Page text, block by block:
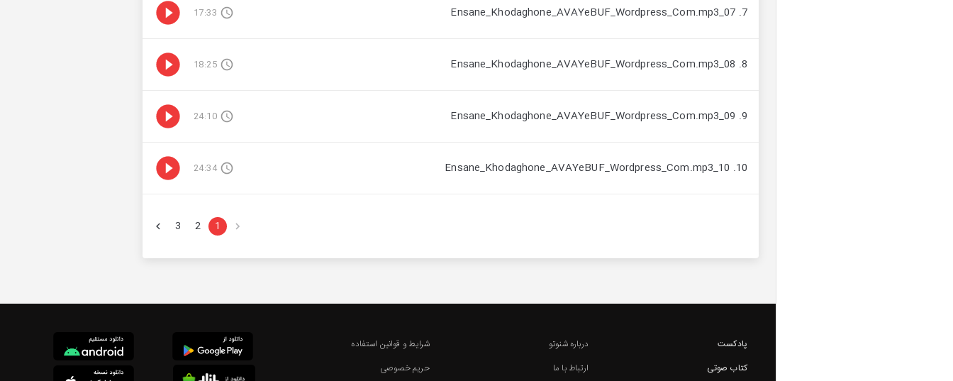
7. 07_Ensane_Khodaghone_AVAYeBUF_Wordpress_Com.mp3
17:33
8. 08_Ensane_Khodaghone_AVAYeBUF_Wordpress_Com.mp3
18:25
9. 09_Ensane_Khodaghone_AVAYeBUF_Wordpress_Com.mp3
24:10
10. 10_Ensane_Khodaghone_AVAYeBUF_Wordpress_Com.mp3
24:34
1
2
3
پادکست
کتاب صوتی
درباره شنوتو
ارتباط با ما
شرایط و قوانین استفاده
حریم خصوصی